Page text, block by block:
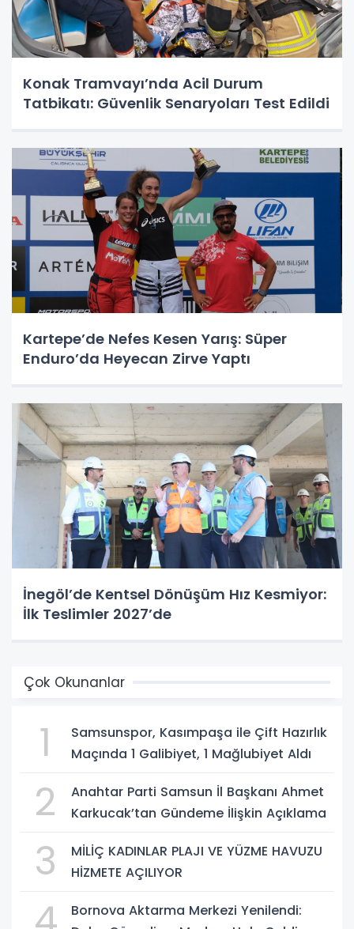
Konak Tramvayı’nda Acil Durum
Tatbikatı: Güvenlik Senaryoları Test Edildi
Kartepe’de Nefes Kesen Yarış: Süper
Enduro’da Heyecan Zirve Yaptı
İnegöl’de Kentsel Dönüşüm Hız Kesmiyor:
İlk Teslimler 2027’de
Çok Okunanlar
1
Samsunspor, Kasımpaşa ile Çift Hazırlık
Maçında 1 Galibiyet, 1 Mağlubiyet Aldı
2
Anahtar Parti Samsun İl Başkanı Ahmet
Karkucak’tan Gündeme İlişkin Açıklama
3
MİLİÇ KADINLAR PLAJI VE YÜZME HAVUZU
HİZMETE AÇILIYOR
Bornova Aktarma Merkezi Yenilendi: